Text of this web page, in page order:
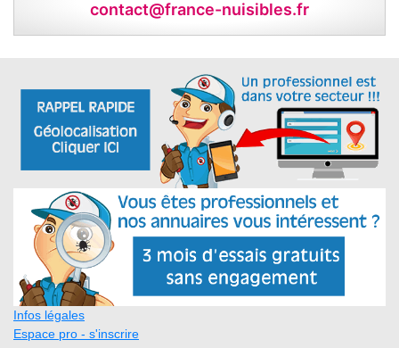
contact@france-nuisibles.fr
Infos légales
Espace pro - s'inscrire